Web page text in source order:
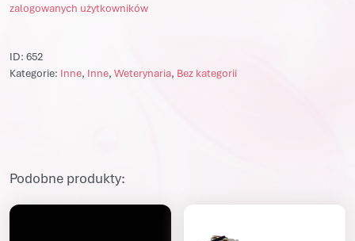
zalogowanych użytkowników
ID: 652
Kategorie: Inne, Inne, Weterynaria, Bez kategorii